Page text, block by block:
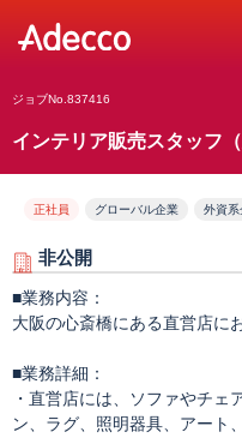
ジョブNo.837416
インテリア販売スタッフ（
正社員 グローバル企業 外資系
非公開
■業務内容：
大阪の心斎橋にある直営店に
■業務詳細：
・直営店には、ソファやチェ
ン、ラグ、照明器具、アート